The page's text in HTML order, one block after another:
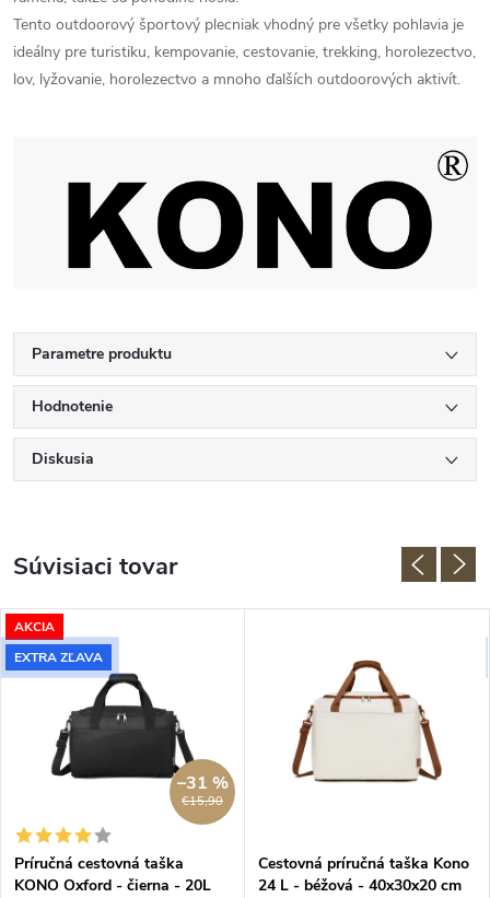
Tento outdoorový športový plecniak vhodný pre všetky pohlavia je
ideálny pre turistiku, kempovanie, cestovanie, trekking, horolezectvo,
lov, lyžovanie, horolezectvo a mnoho ďalších outdoorových aktivít.
Parametre produktu
Hodnotenie
Diskusia
Súvisiaci tovar
AKCIA
EXTRA ZĽAVA
€15,90
–31 %
Príručná cestovná taška
KONO Oxford - čierna - 20L
Cestovná príručná taška Kono
24 L - béžová - 40x30x20 cm